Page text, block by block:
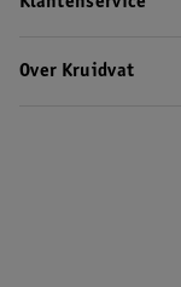
Over Kruidvat